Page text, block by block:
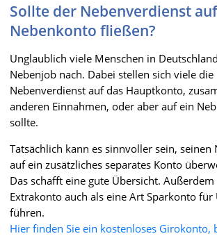
Sollte der Nebenverdienst
Nebenkonto fließen?
Unglaublich viele Menschen in
Nebenjob nach. Dabei stellen sich viele die
Nebenverdienst auf das Hauptkonto,
anderen Einnahmen, oder aber auf ein
sollte.
Tatsächlich kann es sinnvoller sein, seinen
auf ein zusätzliches separates Konto
Das schafft eine gute Übersicht.
Extrakonto auch als eine Art Sparkonto für
führen.
Hier finden Sie ein kostenloses Girokonto,